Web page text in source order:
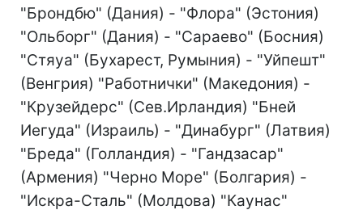
"Брондбю" (Дания) - "Флора" (Эстония)
"Ольборг" (Дания) - "Сараево" (Босния)
"Стяуа" (Бухарест, Румыния) - "Уйпешт"
(Венгрия) "Работнички" (Македония) -
"Крузейдерс" (Сев.Ирландия) "Бней
Иегуда" (Израиль) - "Динабург" (Латвия)
"Бреда" (Голландия) - "Гандзасар"
(Армения) "Черно Море" (Болгария) -
"Искра-Сталь" (Молдова) "Каунас"